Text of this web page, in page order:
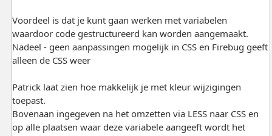
Voordeel is dat je kunt gaan werken met variabelen
waardoor code gestructureerd kan worden aangemaakt.
Nadeel - geen aanpassingen mogelijk in CSS en Firebug geeft
alleen de CSS weer
Patrick laat zien hoe makkelijk je met kleur wijzigingen
toepast.
Bovenaan ingegeven na het omzetten via LESS naar CSS en
op alle plaatsen waar deze variabele aangeeft wordt het